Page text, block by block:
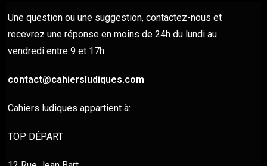
Une question ou une suggestion, contactez-nous et
recevrez une réponse en moins de 24h du lundi au
vendredi entre 9 et 17h.
contact@cahiersludiques.com
Cahiers ludiques appartient à:
TOP DÉPART